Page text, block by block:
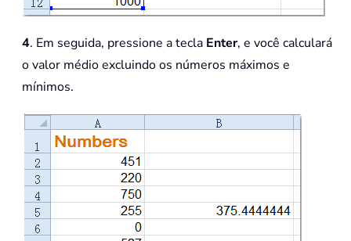
4. Em seguida, pressione a tecla Enter, e você calculará
o valor médio excluindo os números máximos e
mínimos.